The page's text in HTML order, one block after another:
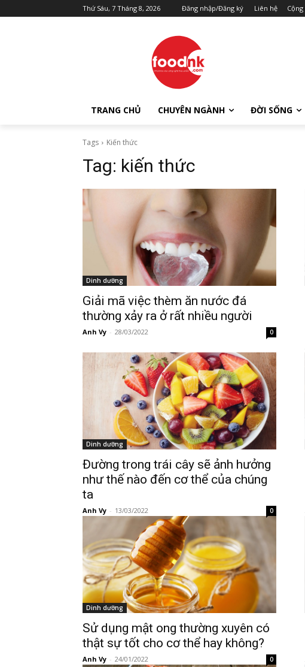
Thứ Sáu, 7 Tháng 8, 2026 Đăng nhập/Đăng ký Liên hệ
TRANG CHỦ CHUYÊN NGÀNH ĐỜI SỐNG
Tags Kiến thức
Tag: kiến thức
Dinh dưỡng
Giải mã việc thèm ăn nước đá
thường xảy ra ở rất nhiều người
Anh Vy - 28/03/2022 0
Dinh dưỡng
Đường trong trái cây sẽ ảnh hưởng
như thế nào đến cơ thể của chúng
ta
Anh Vy - 13/03/2022 0
Dinh dưỡng
Sử dụng mật ong thường xuyên có
thật sự tốt cho cơ thể hay không?
Anh Vy - 24/01/2022 0